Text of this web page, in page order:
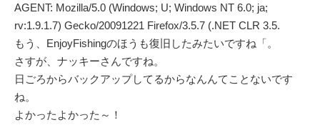
ョ
ン
AGENT: Mozilla/5.0 (Windows; U; Windows NT 6.0; ja;
rv:1.9.1.7) Gecko/20091221 Firefox/3.5.7 (.NET CLR 3.5.
もう、EnjoyFishingのほうも復旧したみたいですね「。
さすが、ナッキーさんですね。
日ごろからバックアップしてるからなんんてことないです
ね。
よかったよかった～！